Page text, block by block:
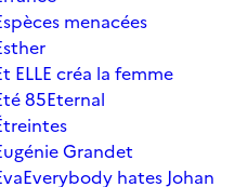
menacées
ELLE créa la femme
85Eternal
Grandet
Everybody hates Johan